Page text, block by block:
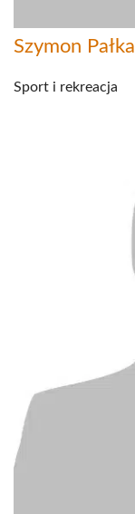
Szymon Pałka
Sport i rekreacja